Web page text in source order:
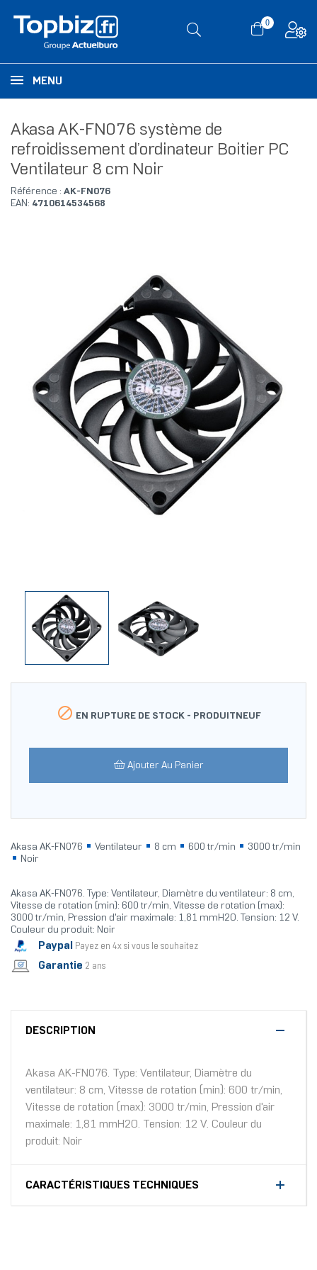
0
MENU
Akasa AK-FN076 système de
refroidissement d’ordinateur Boitier PC
Ventilateur 8 cm Noir
Référence : AK-FN076
EAN: 4710614534568
 EN RUPTURE DE STOCK - PRODUITNEUF
Ajouter Au Panier
Akasa AK-FN076 Ventilateur 8 cm 600 tr/min
3000 tr/min
Noir
Akasa AK-FN076. Type: Ventilateur, Diamètre du ventilateur: 8 cm,
Vitesse de rotation (min): 600 tr/min, Vitesse de rotation (max):
3000 tr/min, Pression d'air maximale: 1,81 mmH2O. Tension: 12 V.
Couleur du produit: Noir
Paypal Payez en 4x si vous le souhaitez
Garantie 2 ans
DESCRIPTION
Akasa AK-FN076. Type: Ventilateur, Diamètre du
ventilateur: 8 cm, Vitesse de rotation (min): 600 tr/min,
Vitesse de rotation (max): 3000 tr/min, Pression d'air
maximale: 1,81 mmH2O. Tension: 12 V. Couleur du
produit: Noir
CARACTÉRISTIQUES TECHNIQUES